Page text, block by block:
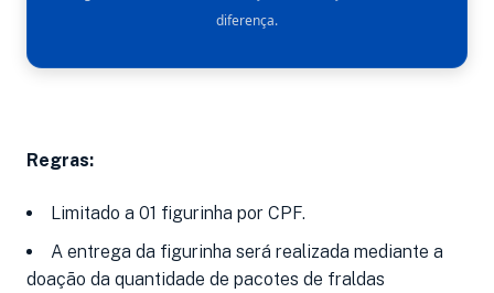
diferença.
Regras:
Limitado a 01 figurinha por CPF.
A entrega da figurinha será realizada mediante a
doação da quantidade de pacotes de fraldas